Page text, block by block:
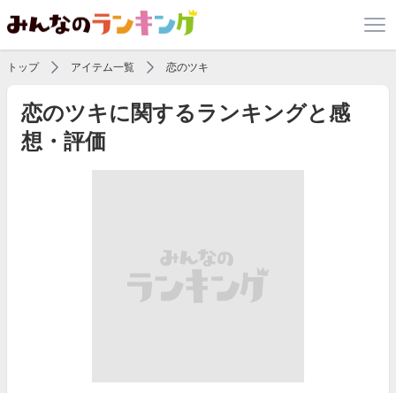
トップ アイテム一覧 恋のツキ
恋のツキに関するランキングと感
想・評価